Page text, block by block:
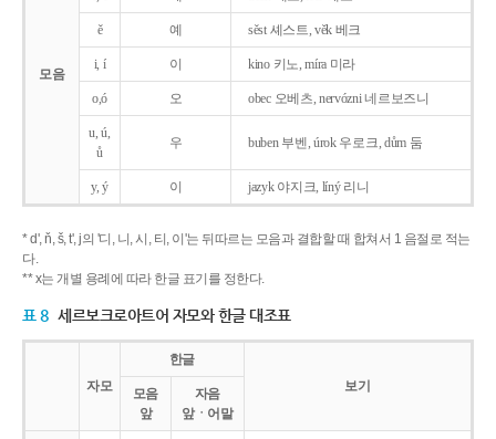
모음
ě 예 sěst 셰스트, věk 베크
i, í 이 kino 키노, míra 미라
o,ó 오 obec 오베츠, nervózni 네르보즈니
u, ú,
ů
우 buben 부벤, úrok 우로크, dům 둠
y, ý 이 jazyk야지크, líný 리니
* d', ň, š, t', j의 '디, 니, 시, 티, 이'는 뒤따르는 모음과 결합할 때 합쳐서 1 음절로 적는
다.
** x는 개별 용례에 따라 한글 표기를 정한다.
표 8 세르보크로아트어 자모와 한글 대조표
자모
한글
보기
모음
앞
자음
앞ㆍ어말